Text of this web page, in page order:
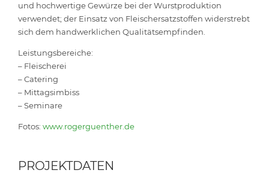
und hochwertige Gewürze bei der Wurstproduktion
verwendet; der Einsatz von Fleischersatzstoffen widerstrebt
sich dem handwerklichen Qualitätsempfinden.
Leistungsbereiche:
– Fleischerei
– Catering
– Mittagsimbiss
– Seminare
Fotos: www.rogerguenther.de
PROJEKTDATEN